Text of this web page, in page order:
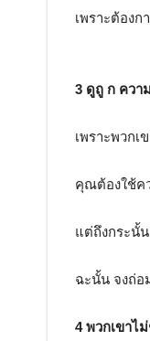
เพราะต้องก
3 ดูถู ก ควา
เพราะพวก
คุณต้องใช้ค
แต่ถึงกระนั้
ฉะนั้น จงถ่อ
4 พวกเขา